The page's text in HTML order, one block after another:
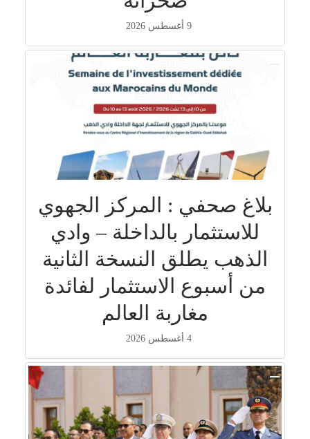
9 أغسطس 2026
بلاغ صحفي : المركز الجهوي
للاستثمار بالداخلة – وادي
الذهب يطلق النسخة الثانية
من أسبوع الاستثمار لفائدة
مغاربة العالم
4 أغسطس 2026